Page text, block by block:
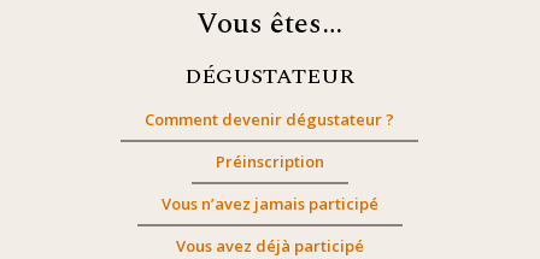
Vous êtes…
DÉGUSTATEUR
Comment devenir dégustateur ?
Préinscription
Vous n’avez jamais participé
Vous avez déjà participé